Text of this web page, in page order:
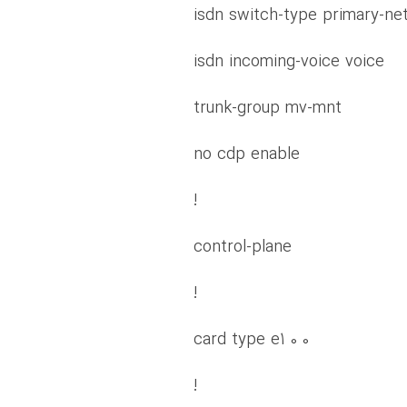
isdn switch-type primary-
isdn incoming-voice voice
trunk-group mv-mnt
no cdp enable
!
control-plane
!
card type e1 0 0
!